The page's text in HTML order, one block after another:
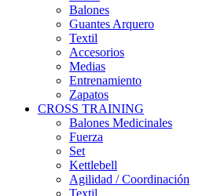
Balones
Guantes Arquero
Textil
Accesorios
Medias
Entrenamiento
Zapatos
CROSS TRAINING
Balones Medicinales
Fuerza
Set
Kettlebell
Agilidad / Coordinación